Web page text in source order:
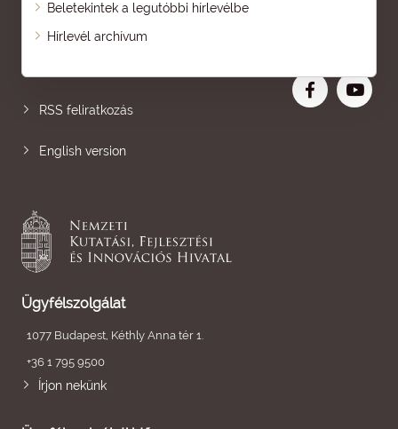
Beletekintek a legutóbbi hírlevélbe
Hírlevél archívum
Oldaltérkép
RSS feliratkozás
English version
Ügyfélszolgálat
1077 Budapest, Kéthly Anna tér 1.
+36 1 795 9500
Írjon nekünk